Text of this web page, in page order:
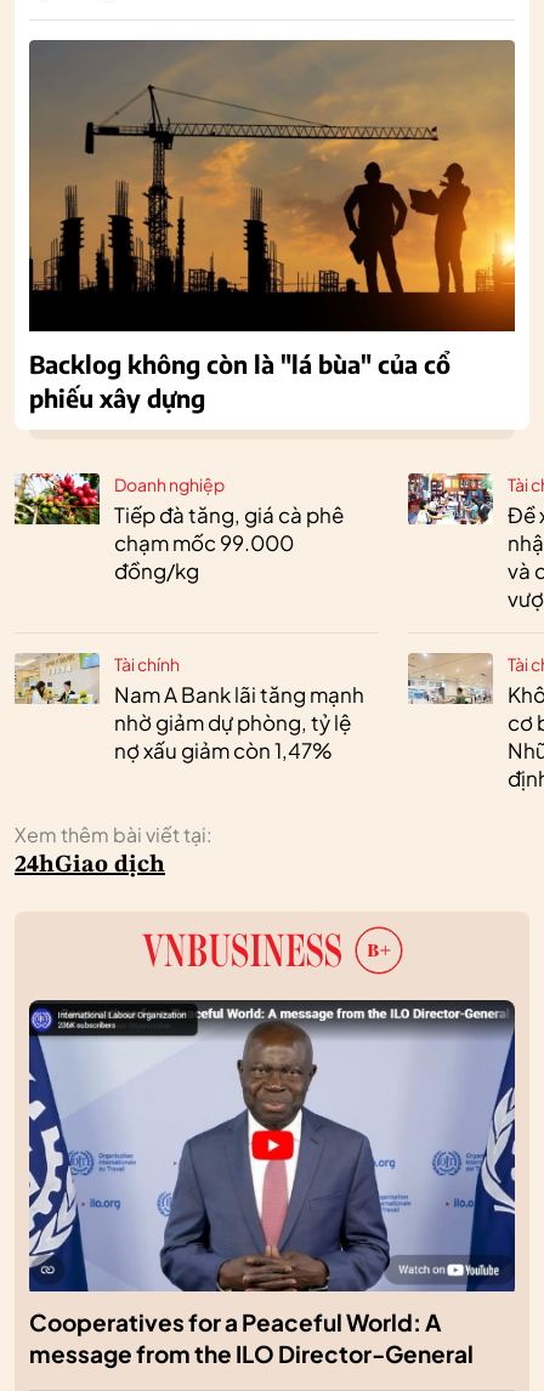
Doanh nghiệp
Tiếp đà tăng, giá cà phê
chạm mốc 99.000
đồng/kg
Tài chính
Nam A Bank lãi tăng mạnh
nhờ giảm dự phòng, tỷ lệ
nợ xấu giảm còn 1,47%
Tài
Đề
và
Tài
cơ
Xem thêm bài viết tại:
24hGiao dịch
Backlog không còn là "lá bùa" của cổ
phiếu xây dựng
Cooperatives for a Peaceful World: A
message from the ILO Director-General